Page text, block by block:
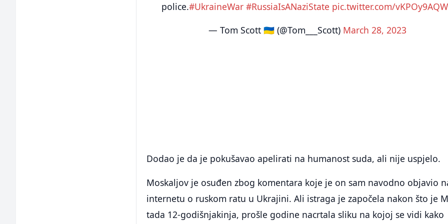
police.#UkraineWar #RussiaIsANaziState pic.twitter.com/
— Tom Scott 🇺🇦 (@Tom___Scott) March 28, 2023
Dodao je da je pokušavao apelirati na humanost suda, ali nije uspjelo.
Moskaljov je osuđen zbog komentara koje je on sam navodno objavio
internetu o ruskom ratu u Ukrajini. Ali istraga je započela nakon što je
tada 12-godišnjakinja, prošle godine nacrtala sliku na kojoj se vidi kako